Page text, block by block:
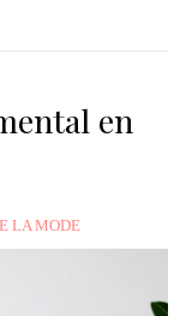
en
LA MODE